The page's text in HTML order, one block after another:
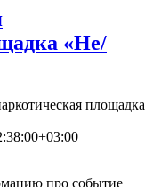
«Не/
площадка
про событие